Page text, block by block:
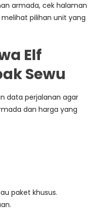
armada, cek halaman
pilihan unit yang
Elf
Sewu
data perjalanan agar
dan harga yang
paket khusus.